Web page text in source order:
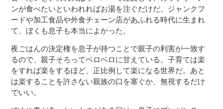
ンが食べたいといわれればお湯を注ぐだけだ。ジャンクフ
ードや加工食品や外食チェーン店があふれる時代に生まれ
て、ぼくも息子も本当によかった。
夜ごはんの決定権を息子が持つことで親子の利害が一致す
るので、親子そろってベロベロに甘えている。子育ては楽
をすれば楽をするほど、正比例して楽になる世界だ。あと
は楽することを許さない親族の口を塞ぐか、無視するだけ
でいい。